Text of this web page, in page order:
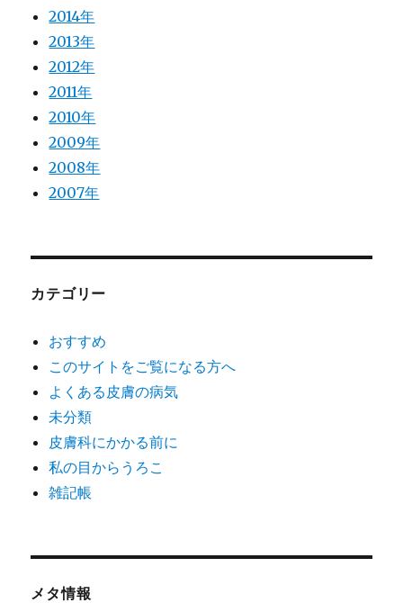
2014年
2013年
2012年
2011年
2010年
2009年
2008年
2007年
カテゴリー
おすすめ
このサイトをご覧になる方へ
よくある皮膚の病気
未分類
皮膚科にかかる前に
私の目からうろこ
雑記帳
メタ情報